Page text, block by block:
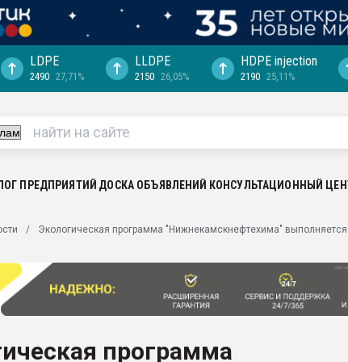
выходит на
рынке
LDPE
2490 27,71%
LLDPE
2150 26,05%
HDPE injection
2190 25,11%
ПРЕДПРИЯТИЙ ДОСКА ОБЪЯВЛЕНИЙ КОНСУЛЬТАЦИОННЫЙ
Экологическая программа "Нижнекамскнефтехима" выполняется
программа